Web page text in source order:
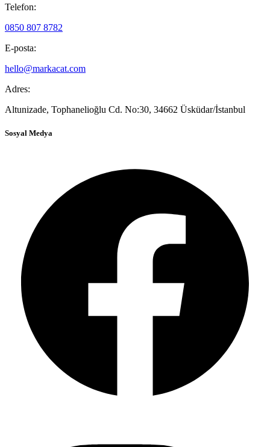
Telefon:
0850 807 8782
E-posta:
hello@markacat.com
Adres:
Altunizade, Tophanelioğlu Cd. No:30, 34662 Üsküdar/İstanbul
Sosyal Medya